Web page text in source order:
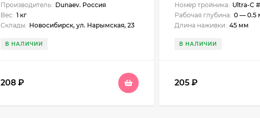
Производитель: Dunaev. Россия
Вес: 1 кг
Склады: Новосибирск, ул. Нарымская, 23
В НАЛИЧИИ
208₽
Номер тройника: Ultra-C
Рабочая глубина: 0 — 0.5
Длина наживки: 45 мм
В НАЛИЧИИ
205 ₽